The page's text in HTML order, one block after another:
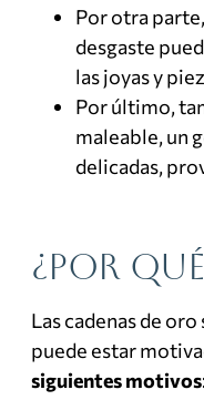
Por otra
desgaste
las joyas y
Por último,
maleable, un
delicadas,
¿Por
Las cadenas de
puede estar
siguientes motivos